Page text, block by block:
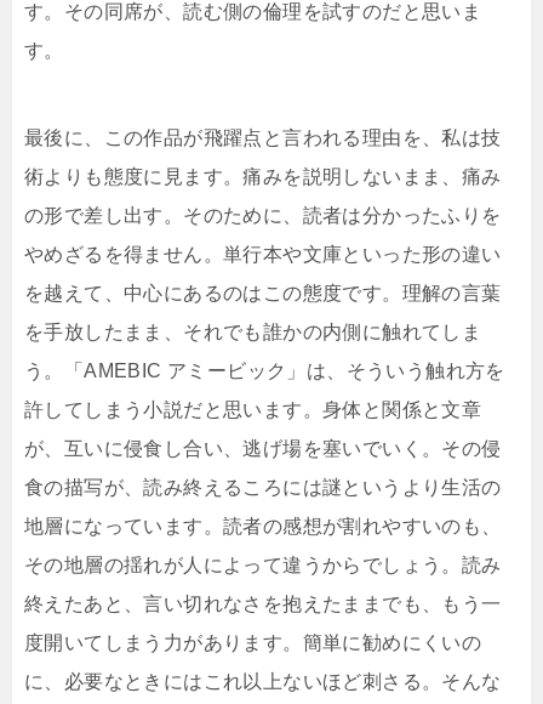
す。その同席が、読む側の倫理を試すのだと思いま
す。
最後に、この作品が飛躍点と言われる理由を、私は技
術よりも態度に見ます。痛みを説明しないまま、痛み
の形で差し出す。そのために、読者は分かったふりを
やめざるを得ません。単行本や文庫といった形の違い
を越えて、中心にあるのはこの態度です。理解の言葉
を手放したまま、それでも誰かの内側に触れてしま
う。「AMEBIC アミービック」は、そういう触れ方を
許してしまう小説だと思います。身体と関係と文章
が、互いに侵食し合い、逃げ場を塞いでいく。その侵
食の描写が、読み終えるころには謎というより生活の
地層になっています。読者の感想が割れやすいのも、
その地層の揺れが人によって違うからでしょう。読み
終えたあと、言い切れなさを抱えたままでも、もう一
度開いてしまう力があります。簡単に勧めにくいの
に、必要なときにはこれ以上ないほど刺さる。そんな